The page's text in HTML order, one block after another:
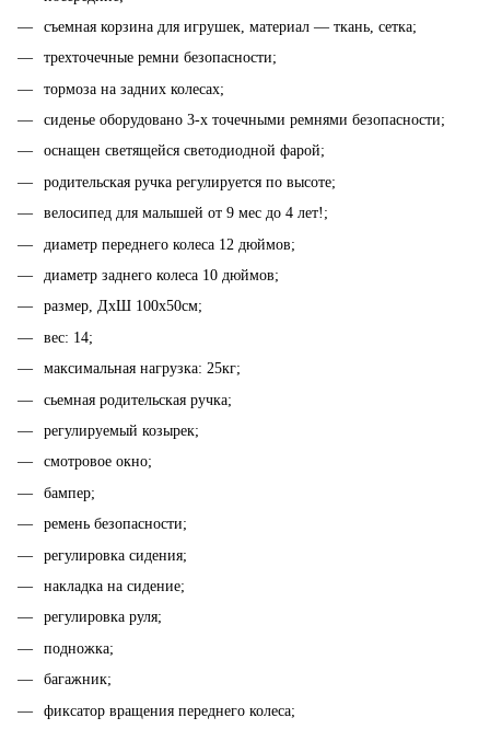
съемная корзина для игрушек, материал — ткань, сетка;
трехточечные ремни безопасности;
тормоза на задних колесах;
сиденье оборудовано 3-х точечными ремнями безопасности;
оснащен светящейся светодиодной фарой;
родительская ручка регулируется по высоте;
велосипед для малышей от 9 мес до 4 лет!;
диаметр переднего колеса 12 дюймов;
диаметр заднего колеса 10 дюймов;
размер, ДхШ 100х50см;
вес: 14;
максимальная нагрузка: 25кг;
сьемная родительская ручка;
регулируемый козырек;
смотровое окно;
бампер;
ремень безопасности;
регулировка сидения;
накладка на сидение;
регулировка руля;
подножка;
багажник;
фиксатор вращения переднего колеса;